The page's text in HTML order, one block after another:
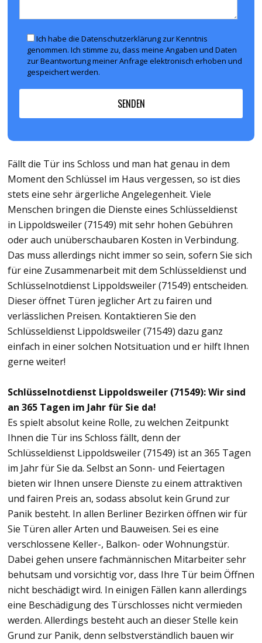
Ich habe die Datenschutzerklärung zur Kenntnis
genommen. Ich stimme zu, dass meine Angaben und Daten
zur Beantwortung meiner Anfrage elektronisch erhoben und
gespeichert werden.
Fällt die Tür ins Schloss und man hat genau in dem
Moment den Schlüssel im Haus vergessen, so ist dies
stets eine sehr ärgerliche Angelegenheit. Viele
Menschen bringen die Dienste eines Schlüsseldienst
in Lippoldsweiler (71549) mit sehr hohen Gebühren
oder auch unüberschaubaren Kosten in Verbindung.
Das muss allerdings nicht immer so sein, sofern Sie sich
für eine Zusammenarbeit mit dem Schlüsseldienst und
Schlüsselnotdienst Lippoldsweiler (71549) entscheiden.
Dieser öffnet Türen jeglicher Art zu fairen und
verlässlichen Preisen. Kontaktieren Sie den
Schlüsseldienst Lippoldsweiler (71549) dazu ganz
einfach in einer solchen Notsituation und er hilft Ihnen
gerne weiter!
Schlüsselnotdienst Lippoldsweiler (71549): Wir sind
an 365 Tagen im Jahr für Sie da!
Es spielt absolut keine Rolle, zu welchen Zeitpunkt
Ihnen die Tür ins Schloss fällt, denn der
Schlüsseldienst Lippoldsweiler (71549) ist an 365 Tagen
im Jahr für Sie da. Selbst an Sonn- und Feiertagen
bieten wir Ihnen unsere Dienste zu einem attraktiven
und fairen Preis an, sodass absolut kein Grund zur
Panik besteht. In allen Berliner Bezirken öffnen wir für
Sie Türen aller Arten und Bauweisen. Sei es eine
verschlossene Keller-, Balkon- oder Wohnungstür.
Dabei gehen unsere fachmännischen Mitarbeiter sehr
behutsam und vorsichtig vor, dass Ihre Tür beim Öffnen
nicht beschädigt wird. In einigen Fällen kann allerdings
eine Beschädigung des Türschlosses nicht vermieden
werden. Allerdings besteht auch an dieser Stelle kein
Grund zur Panik, denn selbstverständlich bauen wir